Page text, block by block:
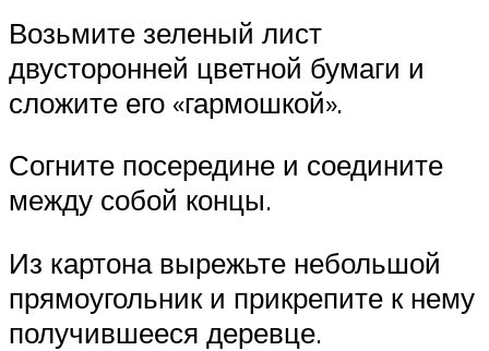
Возьмите зеленый лист
двусторонней цветной бумаги и
сложите его «гармошкой».
Согните посередине и соедините
между собой концы.
Из картона вырежьте небольшой
прямоугольник и прикрепите к нему
получившееся деревце.